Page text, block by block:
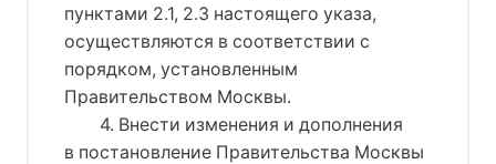
пунктами 2.1, 2.3 настоящего указа,
осуществляются в соответствии с
порядком, установленным
Правительством Москвы.
4. Внести изменения и дополнения
в постановление Правительства Москвы